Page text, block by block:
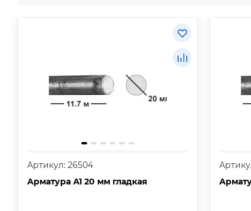
Артикул: 26504
Арматура А1 20 мм гладкая